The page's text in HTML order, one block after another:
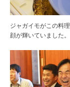
ジャガイモがこの料
顔が輝いていました。